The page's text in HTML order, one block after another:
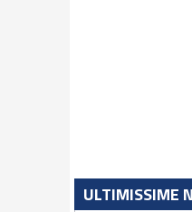
ULTIMISSIME